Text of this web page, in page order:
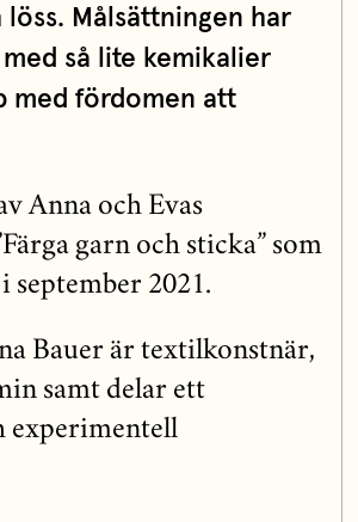
Målsättningen har
så lite kemikalier
med fördomen att
Anna och Evas
garn och sticka” som
september 2021.
Bauer är textilkonstnär,
samt delar ett
experimentell